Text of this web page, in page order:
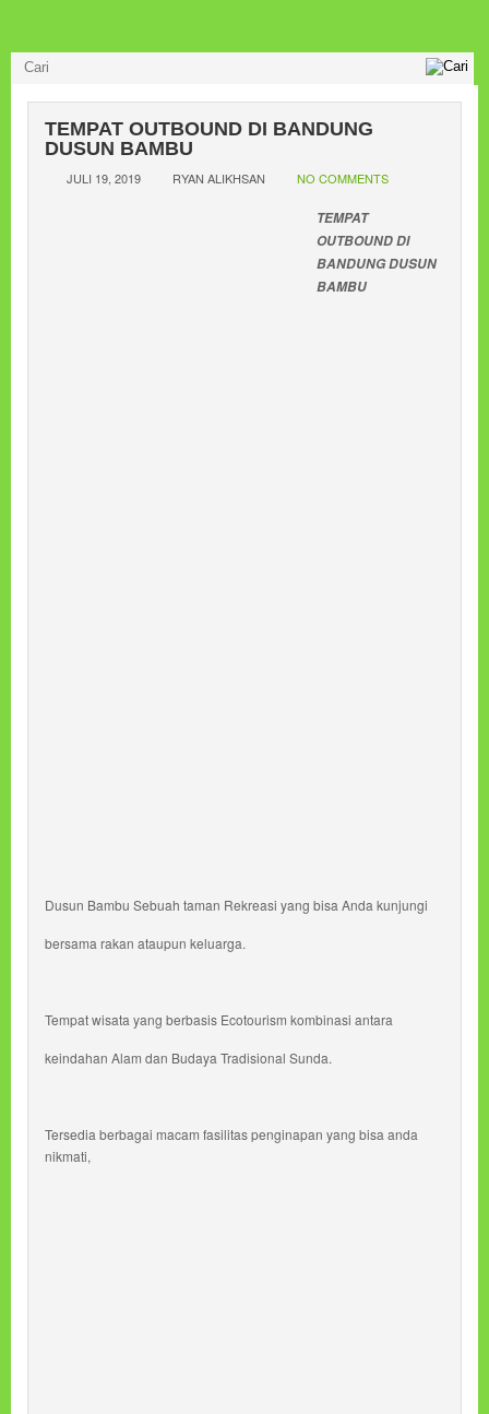
TEMPAT OUTBOUND DI BANDUNG
DUSUN BAMBU
JULI 19, 2019 RYAN ALIKHSAN NO COMMENTS
TEMPAT
OUTBOUND DI
BANDUNG DUSUN
BAMBU
Dusun Bambu Sebuah taman Rekreasi yang bisa Anda kunjungi
bersama rakan ataupun keluarga.
Tempat wisata yang berbasis Ecotourism kombinasi antara
keindahan Alam dan Budaya Tradisional Sunda.
Tersedia berbagai macam fasilitas penginapan yang bisa anda
nikmati,